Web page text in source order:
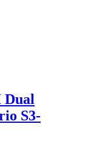
Dual
S3-